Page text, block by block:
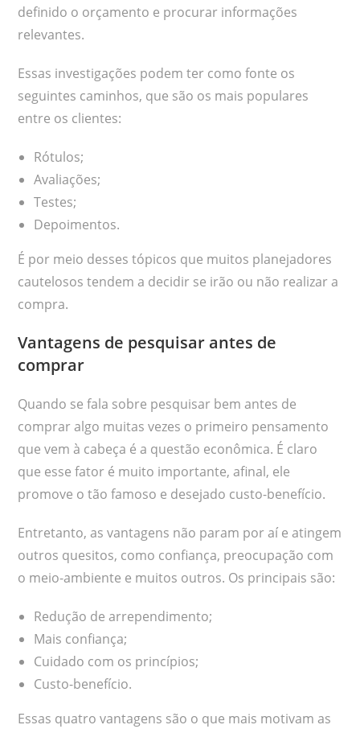
definido o orçamento e procurar informações
relevantes.
Essas investigações podem ter como fonte os
seguintes caminhos, que são os mais populares
entre os clientes:
Rótulos;
Avaliações;
Testes;
Depoimentos.
É por meio desses tópicos que muitos planejadores
cautelosos tendem a decidir se irão ou não realizar a
compra.
Vantagens de pesquisar antes de
comprar
Quando se fala sobre pesquisar bem antes de
comprar algo muitas vezes o primeiro pensamento
que vem à cabeça é a questão econômica. É claro
que esse fator é muito importante, afinal, ele
promove o tão famoso e desejado custo-benefício.
Entretanto, as vantagens não param por aí e atingem
outros quesitos, como confiança, preocupação com
o meio-ambiente e muitos outros. Os principais são:
Redução de arrependimento;
Mais confiança;
Cuidado com os princípios;
Custo-benefício.
Essas quatro vantagens são o que mais motivam as